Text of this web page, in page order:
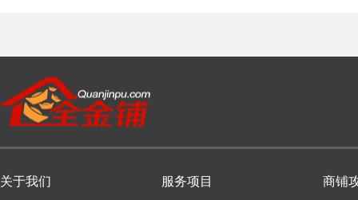
关于我们 服务项目 商铺